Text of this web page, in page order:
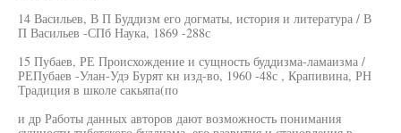
14 Васильев, В П Буддизм его догматы, история и литература / В
П Васильев -СПб Наука, 1869 -288с
15 Пубаев, РЕ Происхождение и сущность буддизма-ламаизма /
РЕПубаев -Улан-Удэ Бурят кн изд-во, 1960 -48с , Крапивина, РН
Традиция в школе сакьяпа(по
и др Работы данных авторов дают возможность понимания